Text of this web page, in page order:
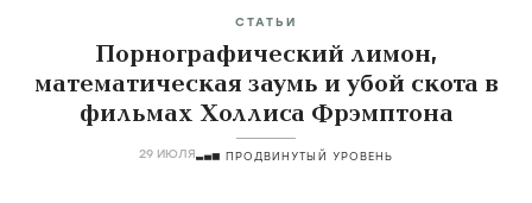
СТАТЬИ
Порнографический лимон,
математическая заумь и убой скота в
фильмах Холлиса Фрэмптона
29 ИЮЛЯ ПРОДВИНУТЫЙ УРОВЕНЬ